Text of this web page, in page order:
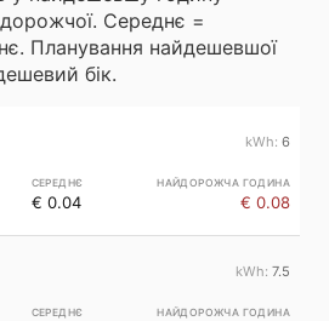
Середнє =
Планування найдешевшої
бік.
6
€ 0.04 € 0.08
7.5